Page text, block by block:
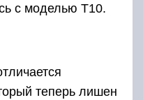
с моделью Т10.
теперь лишен